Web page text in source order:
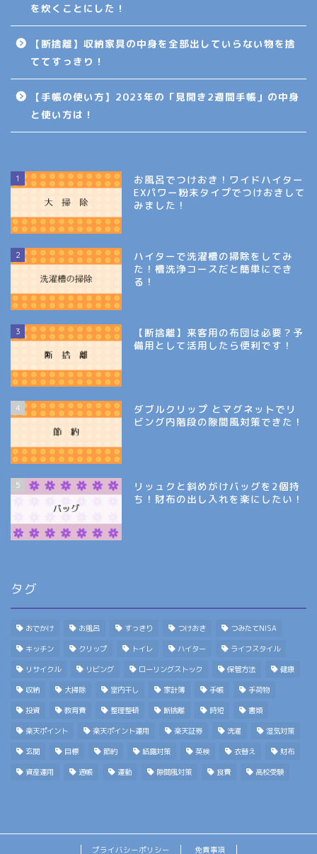
を炊くことにした！
【断捨離】収納家具の中身を全部出していらない物を捨
ててすっきり！
【手帳の使い方】2023年の「見開き2週間手帳」の中身
と使い方は！
1
お風呂でつけおき！ワイドハイター
EXパワー粉末タイプでつけおきして
みました！
2
ハイターで洗濯槽の掃除をしてみ
た！槽洗浄コースだと簡単にでき
る！
3
【断捨離】来客用の布団は必要？予
備用として活用したら便利です！
4
ダブルクリップ とマグネットでリ
ビング内階段の隙間風対策できた！
5
リッュクと斜めがけバッグを2個持
ち！財布の出し入れを楽にしたい！
タグ
おでかけ お風呂 すっきり つけおき つみたてNISA
キッチン クリップ トイレ ハイター ライフスタイル
リサイクル リビング ローリングストック 保管方法 健康
収納 大掃除 室内干し 家計簿 手帳 手荷物
投資 教育費 整理整頓 断捨離 時短 書類
楽天ポイント 楽天ポイント運用 楽天証券 洗濯 湿気対策
玄関 目標 節約 結露対策 英検 衣替え 財布
資産運用 通帳 運動 隙間風対策 食費 高校受験
プライバシーポリシー 免責事項